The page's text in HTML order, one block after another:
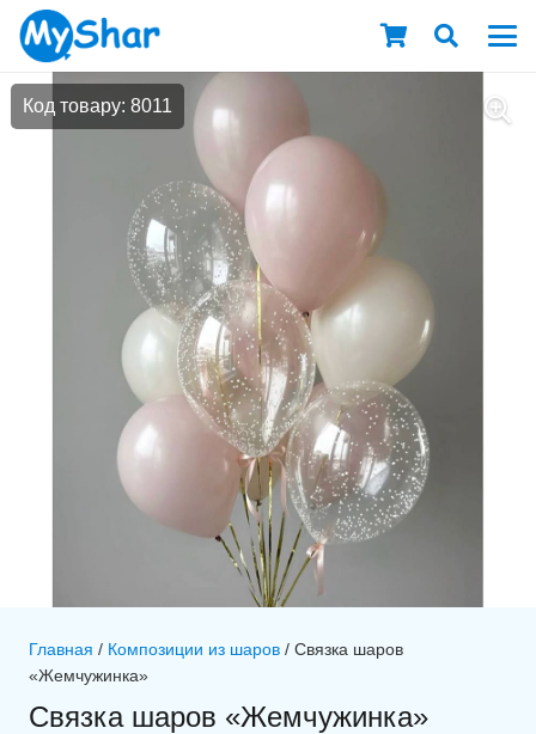
Код товару: 8011
Главная / Композиции из шаров / Связка шаров
«Жемчужинка»
Связка шаров «Жемчужинка»